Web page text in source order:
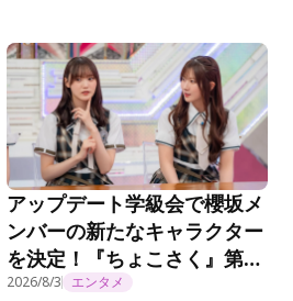
アップデート学級会で櫻坂メ
ンバーの新たなキャラクター
を決定！『ちょこさく』第
294話
2026/8/3 エンタメ